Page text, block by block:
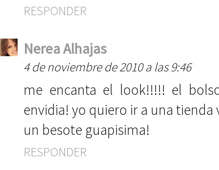
RESPONDER
Nerea Alhajas
4 de noviembre de 2010 a las 9:46
me encanta el look!!!!! el
envidia! yo quiero ir a una tienda
un besote guapisima!
RESPONDER